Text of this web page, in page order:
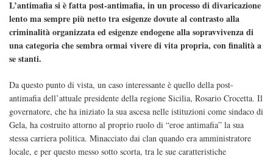
L’antimafia si è fatta post-antimafia, in un processo di divaricazione
lento ma sempre più netto tra esigenze dovute al contrasto alla
criminalità organizzata ed esigenze endogene alla sopravvivenza di
una categoria che sembra ormai vivere di vita propria, con finalità a
se stanti.
Da questo punto di vista, un caso interessante è quello della post-
antimafia dell’attuale presidente della regione Sicilia, Rosario Crocetta. Il
governatore, che ha iniziato la sua ascesa nelle istituzioni come sindaco di
Gela, ha costruito attorno al proprio ruolo di “eroe antimafia” la sua
stessa carriera politica. Minacciato dai clan quando era amministratore
locale, e per questo messo sotto scorta, tra le sue caratteristiche